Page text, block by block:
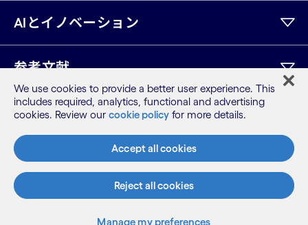
AIとイノベーション
参考文献
サイトマップ
利用規約
プライバシーポリシー
Cookieポリシー
©2026 Cognizant, all rights reserved
We use cookies to provide a better user experience. This
includes required, analytics, functional and advertising
cookies. Review our cookie policy for more details.
Accept all cookies
Reject all cookies
Manage my preferences